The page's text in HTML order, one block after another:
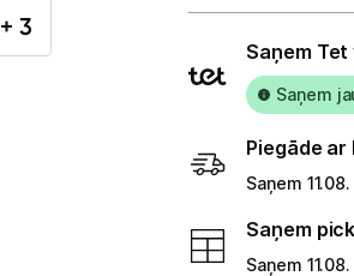
Lādētāji, kabeļi un adapteri
Planšetdatori un aksesuāri
Stacionārie un bezvadu telefoni
+ 3
Piegādes
veidi
Saņem
Saņem
Piegāde
Saņem 11.08.
Saņem
Saņem 11.08.